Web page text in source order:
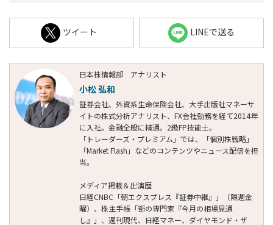
ツイート LINEで送る
日本株情報部 アナリスト
小松 弘和
証券会社、外資系生命保険会社、大手出版社マネーサ
イトの株式分析アナリスト、FX会社勤務を経て2014年
に入社。金融全般に精通。2級FP技能士。
「トレーダーズ・プレミアム」では、「個別株戦略」
「Market Flash」などのコンテンツやニュース配信を担
当。
メディア掲載＆出演歴
日経CNBC「朝エクスプレス『証券中継』」（隔週金
曜）、株主手帳「街の専門家『今月の相場見通
し』」、週刊現代、日経マネー、ダイヤモンド・ザ